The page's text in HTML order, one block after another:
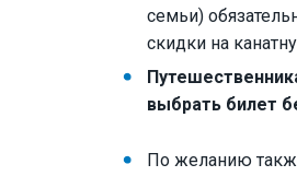
семьи)
скидки на
выбрать билет
По желанию